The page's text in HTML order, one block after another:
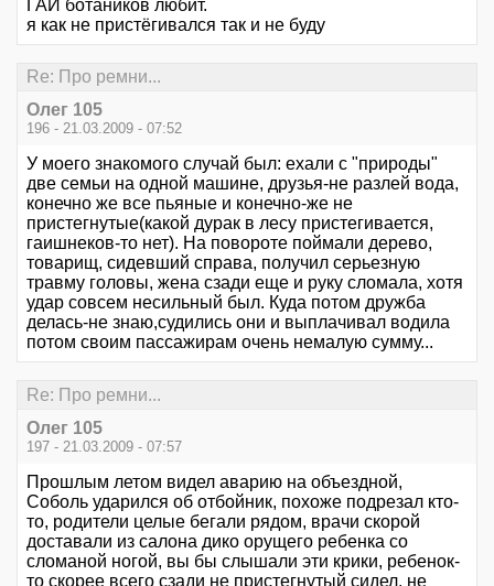
ГАИ ботаников любит.
я как не пристёгивался так и не буду
Re: Про ремни...
Олег 105
196 - 21.03.2009 - 07:52
У моего знакомого случай был: ехали с "природы"
две семьи на одной машине, друзья-не разлей вода,
конечно же все пьяные и конечно-же не
пристегнутые(какой дурак в лесу пристегивается,
гаишнеков-то нет). На повороте поймали дерево,
товарищ, сидевший справа, получил серьезную
травму головы, жена сзади еще и руку сломала, хотя
удар совсем несильный был. Куда потом дружба
делась-не знаю,судились они и выплачивал водила
потом своим пассажирам очень немалую сумму...
Re: Про ремни...
Олег 105
197 - 21.03.2009 - 07:57
Прошлым летом видел аварию на объездной,
Соболь ударился об отбойник, похоже подрезал кто-
то, родители целые бегали рядом, врачи скорой
доставали из салона дико орущего ребенка со
сломаной ногой, вы бы слышали эти крики, ребенок-
то скорее всего сзади не пристегнутый сидел, не